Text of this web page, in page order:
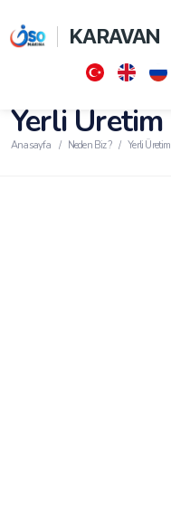
KARAVAN
Yerli Üretim
Anasayfa Neden Biz ? Yerli Üretim